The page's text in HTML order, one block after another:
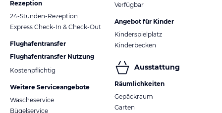
Rezeption
24-Stunden-Rezeption
Express Check-In & Check-Out
Flughafentransfer
Flughafentransfer Nutzung
Kostenpflichtig
Weitere Serviceangebote
Wäscheservice
Bügelservice
Verfügbar
Angebot für Kinder
Kinderspielplatz
Kinderbecken
Ausstattung
Räumlichkeiten
Gepäckraum
Garten